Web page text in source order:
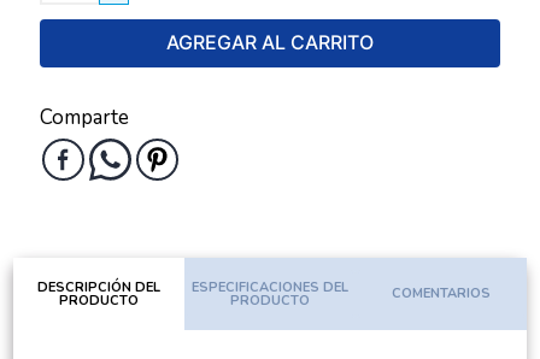
AGREGAR AL CARRITO
Comparte
DESCRIPCIÓN DEL
PRODUCTO
ESPECIFICACIONES DEL
PRODUCTO COMENTARIOS